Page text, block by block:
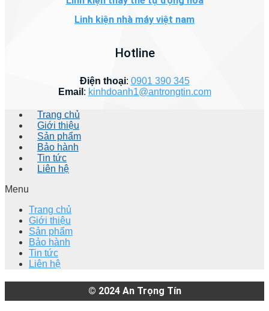
Linh kiện nhà máy việt nam
Hotline
Điện thoại: 0901 390 345
Email : kinhdoanh1@antrongtin.com
Trang chủ
Giới thiệu
Sản phẩm
Bảo hành
Tin tức
Liên hệ
Menu
Trang chủ
Giới thiệu
Sản phẩm
Bảo hành
Tin tức
Liên hệ
© 2024 An Trọng Tín